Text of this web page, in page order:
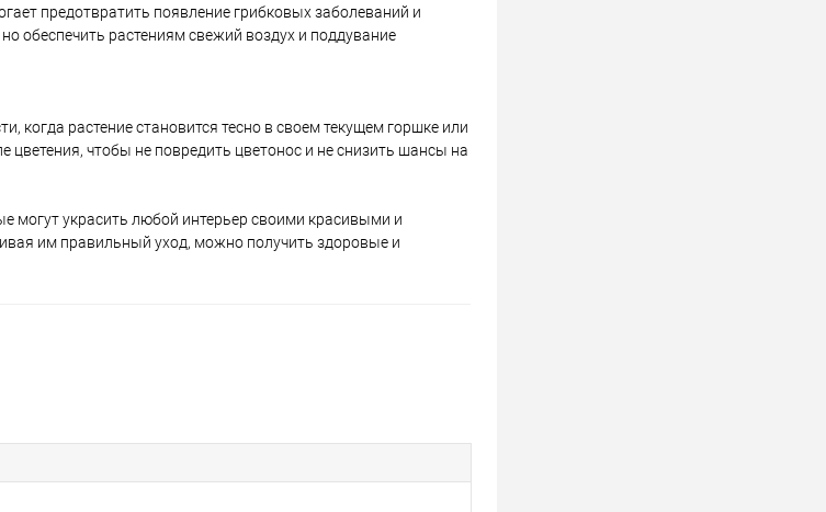
предотвратить появление грибковых заболеваний и
обеспечить растениям свежий воздух и поддувание
когда растение становится тесно в своем текущем горшке или
цветения, чтобы не повредить цветонос и не снизить шансы на
украсить любой интерьер своими красивыми и
им правильный уход, можно получить здоровые и